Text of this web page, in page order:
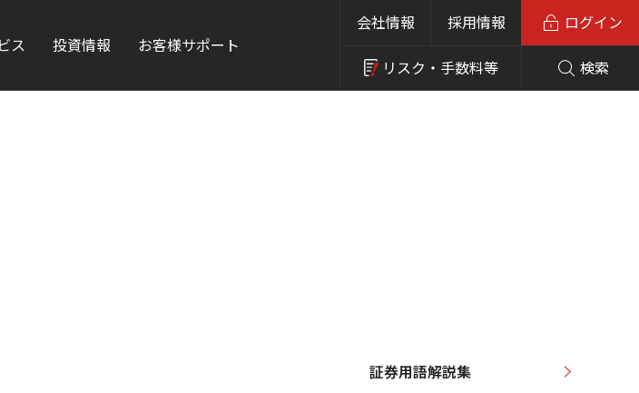
ス 投資情報 お客様サポート
会社情報 採用情報
リスク・ 手数料等 検索
ログイン
証券用語解説集